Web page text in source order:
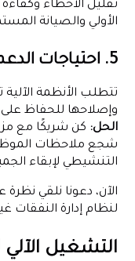
تقليل الأخطاء
الأولي والصيانة
5. احتياجات الدعم المستمرة
تتطلب الأنظمة
وإصلاحها للحفاظ على
الحل: كن شريكًا مع
شجع ملاحظات
التنشيطي لإبقاء
الآن، دعونا نلقي
لنظام إدارة النفقات
التشغيل الآلي